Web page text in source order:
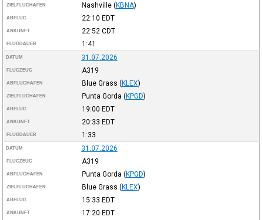
ZIELFLUGHAFEN Nashville (KBNA)
ABFLUG 22:10 EDT
ANKUNFT 22:52 CDT
FLUGDAUER 1:41
DATUM 31.07.2026
FLUGZEUG A319
ABFLUGHAFEN Blue Grass (KLEX)
ZIELFLUGHAFEN Punta Gorda (KPGD)
ABFLUG 19:00 EDT
ANKUNFT 20:33 EDT
FLUGDAUER 1:33
DATUM 31.07.2026
FLUGZEUG A319
ABFLUGHAFEN Punta Gorda (KPGD)
ZIELFLUGHAFEN Blue Grass (KLEX)
ABFLUG 15:33 EDT
ANKUNFT 17:20 EDT